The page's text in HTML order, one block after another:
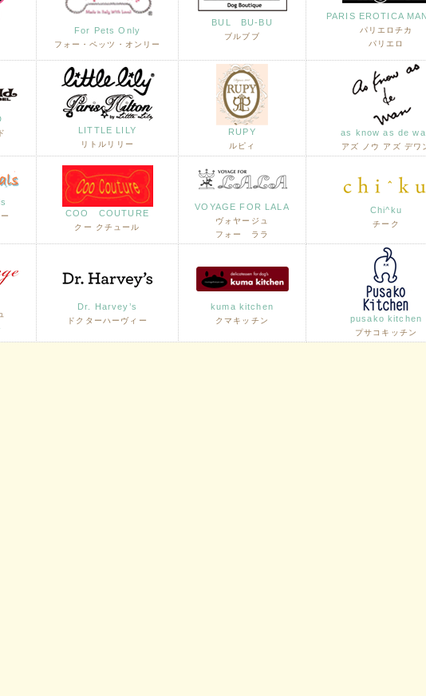
For Pets Only
フォー・ペッツ・オンリー
BUL BU-BU
ブルブブ
PARIS EROTICA
パリエロチカ
パリエロ
LITTLE LILY
リトルリリー
RUPY
ルピィ
as know as de
アズ ノウ アズ デワ
COO COUTURE
クー クチュール
VOYAGE FOR LALA
ヴォヤージュ
フォー ララ
Chi^ku
チーク
Dr. Harvey’s
ドクターハーヴィー
kuma kitchen
クマキッチン pusako kitchen
プサコキッチン